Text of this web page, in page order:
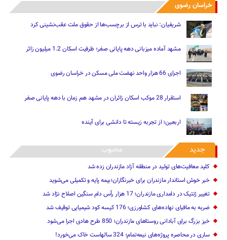
خراسان رضوی
شریفیان: نباید با ترس از برچسب‌ها از حقوق ملت عقب‌نشینی کرد
مشهد آماده میزبانی دهه پایانی صفر؛ ظرفیت اسکان 1.2 میلیون زائر
اجرای 66 هزار واحد نهضت ملی مسکن در خراسان رضوی
استقرار 28 موکب اسکان زائران در مشهد هم زمان با دهه پایانی صفر
اربعین؛ از تجربه زیسته تا دانشی برای آینده
جدید محبوب
کلید معافیت‌های تولید در منطقه آزاد مازندران زده شد
خبر خوش استاندار مازندران برای خبرنگاران؛‌بیمه پایه و ‌تکمیلی می‌شوید
تغییر ژنتیک‌ در دامداری مازندران؛ 17 هزار رأس دام سنگین ‌اصلاح نژاد شد
ضربه ‌به مافیای نهاده‌های کشاورزی؛ 176 کیسه کود شیمیایی توقیف شد
خیز بزرگ برای آبادانی روستاهای مازندران؛ 850 طرح هادی ‌اجرا می‌شود
ساری در محاصره پروژه‌های نیمه‌تمام؛ 324 سالهاست خاک می‌خورد!